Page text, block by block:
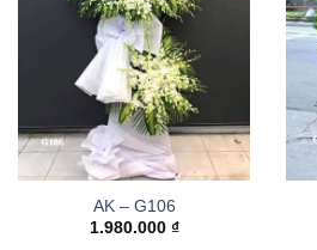
AK – G106
1.980.000 ₫